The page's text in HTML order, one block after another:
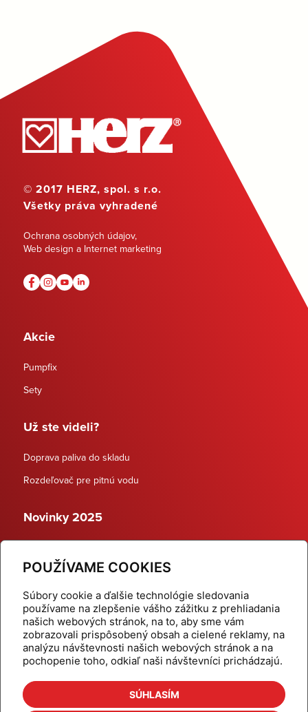
POUŽÍVAME COOKIES
Súbory cookie a ďalšie technológie sledovania
používame na zlepšenie vášho zážitku z prehliadania
našich webových stránok, na to, aby sme vám
zobrazovali prispôsobený obsah a cielené reklamy, na
analýzu návštevnosti našich webových stránok a na
pochopenie toho, odkiaľ naši návštevníci prichádzajú.
SÚHLASÍM
© 2017 HERZ, spol. s r.o.
Všetky práva vyhradené
Ochrana osobných údajov,
Web design a Internet marketing
Akcie
Pumpfix
Sety
Už ste videli?
Doprava paliva do skladu
Rozdeľovač pre pitnú vodu
Novinky 2025
Dynamické termostatické ventily
Domov
Produkty
Aktuality
Odber šikovné tipy
Kalkulačky
Cenníky
Na stiahnutie
Referencie